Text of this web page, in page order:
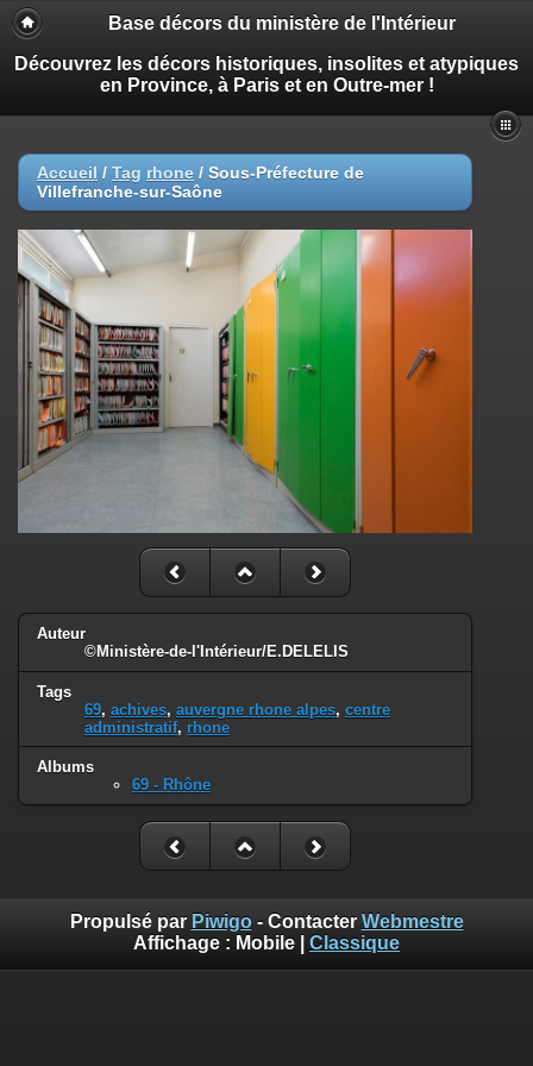
Base décors du ministère de l'Intérieur
Découvrez les décors historiques, insolites et atypiques
en Province, à Paris et en Outre-mer !
Accueil / Tag rhone / Sous-Préfecture de
Villefranche-sur-Saône
Auteur
©Ministère-de-l'Intérieur/E.DELELIS
Tags
69, achives, auvergne rhone alpes, centre
administratif, rhone
Albums
69 - Rhône
Propulsé par Piwigo- Contacter Webmestre
Affichage : Mobile Classique